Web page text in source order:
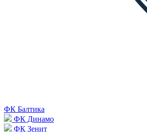
ФК Балтика
ФК Динамо
ФК Зенит